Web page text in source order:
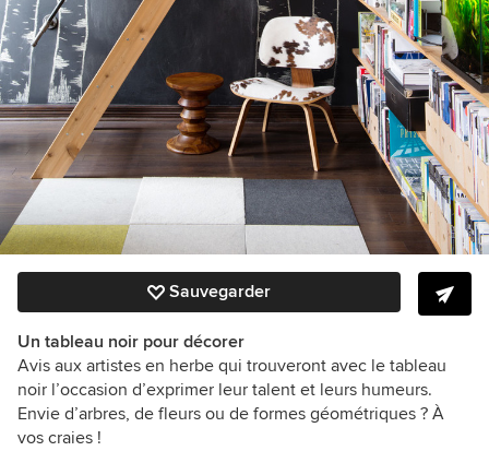
Sauvegarder
Un tableau noir pour décorer
Avis aux artistes en herbe qui trouveront avec le tableau
noir l’occasion d’exprimer leur talent et leurs humeurs.
Envie d’arbres, de fleurs ou de formes géométriques ? À
vos craies !